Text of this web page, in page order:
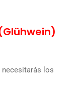
necesitarás los